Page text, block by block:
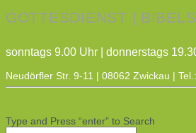
GOTTESDIENST |
sonntags 9.00 Uhr | donnerstags
Neudörfler Str. 9-11 | 08062 Zwickau |
Type and Press “enter” to Search